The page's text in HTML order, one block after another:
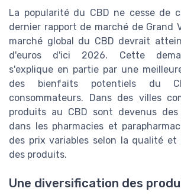
La popularité du CBD ne cesse de
dernier rapport de marché de Grand
marché global du CBD devrait
d'euros d'ici 2026. Cette
s'explique en partie par une
des bienfaits potentiels du
consommateurs. Dans des villes
produits au CBD sont devenus des
dans les pharmacies et
des prix variables selon la qualité
des produits.
Une diversification des